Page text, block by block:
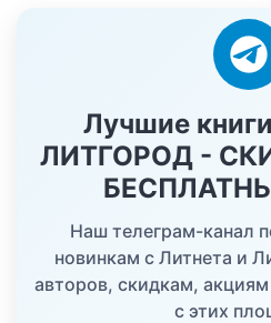
Лучшие
ЛИТГОРОД -
Наш телеграм-канал
новинкам с Литнета и
авторов, скидкам,
с этих